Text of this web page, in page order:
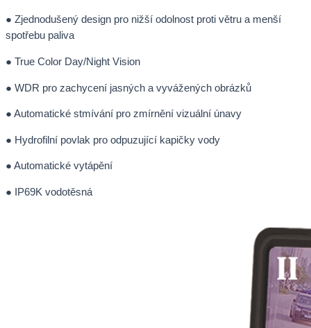
● Zjednodušený design pro nižší odolnost proti větru a menší
spotřebu paliva
● True Color Day/Night Vision
● WDR pro zachycení jasných a vyvážených obrázků
● Automatické stmívání pro zmírnění vizuální únavy
● Hydrofilní povlak pro odpuzující kapičky vody
● Automatické vytápění
● IP69K vodotěsná